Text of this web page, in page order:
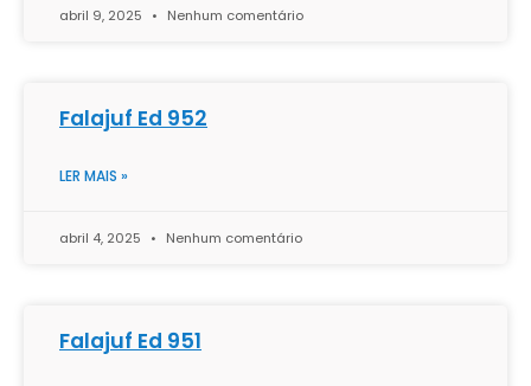
abril 9, 2025 Nenhum comentário
Falajuf Ed 952
LER MAIS »
abril 4, 2025 Nenhum comentário
Falajuf Ed 951